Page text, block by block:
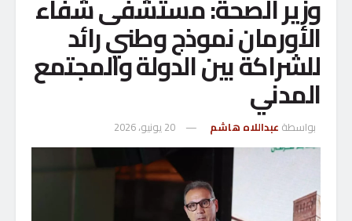
وزير الصحة: مستشفى شفاء
الأورمان نموذج وطني رائد
للشراكة بين الدولة والمجتمع
المدني
بواسطة عبداللاه هاشم 20 يونيو، 2026